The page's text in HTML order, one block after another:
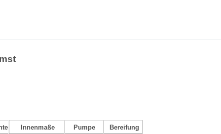
Innenmaße Pumpe
Bereifung